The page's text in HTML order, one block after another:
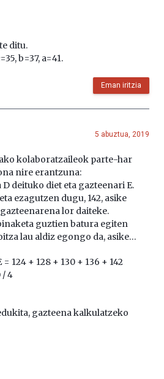
ditu.
b=37, a=41.
Eman iritzia
5 abuztua, 2019
kolaboratzaileok parte-har
nire erantzuna:
D deituko diet eta gazteenari E.
ezagutzen dugu, 142, asike
lor daiteke.
guztien batura egiten
lau aldiz egongo da, asike…
124 + 128 + 130 + 136 + 142
/ 4
gazteena kalkulatzeko